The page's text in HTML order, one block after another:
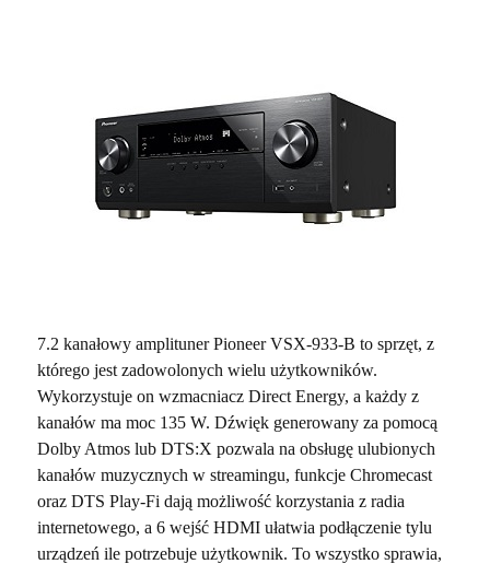
7.2 kanałowy amplituner Pioneer VSX-933-B to sprzęt, z
którego jest zadowolonych wielu użytkowników.
Wykorzystuje on wzmacniacz Direct Energy, a każdy z
kanałów ma moc 135 W. Dźwięk generowany za pomocą
Dolby Atmos lub DTS:X pozwala na obsługę ulubionych
kanałów muzycznych w streamingu, funkcje Chromecast
oraz DTS Play-Fi dają możliwość korzystania z radia
internetowego, a 6 wejść HDMI ułatwia podłączenie tylu
urządzeń ile potrzebuje użytkownik. To wszystko sprawia,